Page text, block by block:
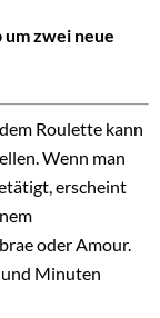
zwei neue
Roulette kann
Wenn man
erscheint
oder Amour.
Minuten